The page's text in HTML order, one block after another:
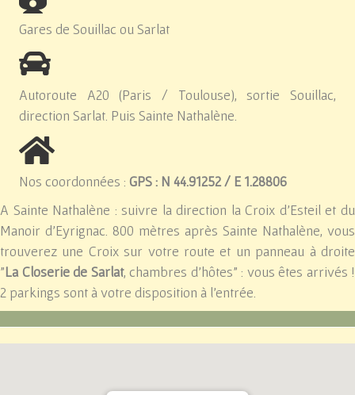
Gares de Souillac ou Sarlat
Autoroute A20 (Paris / Toulouse), sortie Souillac,
direction Sarlat. Puis Sainte Nathalène.
Nos coordonnées : GPS : N 44.91252 / E 1.28806
A Sainte Nathalène : suivre la direction la Croix d'Esteil et du
Manoir d'Eyrignac. 800 mètres après Sainte Nathalène, vous
trouverez une Croix sur votre route et un panneau à droite
"La Closerie de Sarlat, chambres d'hôtes" : vous êtes arrivés !
2 parkings sont à votre disposition à l'entrée.